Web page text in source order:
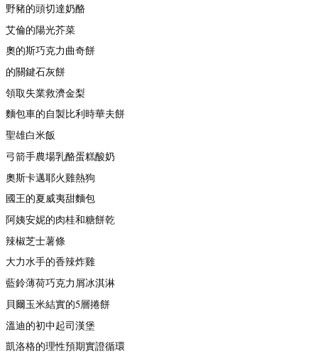
野豬的頭切達奶酪
艾倫的陽光芥菜
奧的斯巧克力曲奇餅
的關鍵石灰餅
領取失業救濟金梨
麵包車的自製比利時華夫餅
聖雄白米飯
弓箭手農場乳酪蛋糕酸奶
奧斯卡邁耶火雞熱狗
國王的夏威夷甜麵包
阿姨安妮的肉桂和糖餅乾
辣椒芝士薯條
大力水手的香辣炸雞
藍鈴薄荷巧克力屑冰淇淋
貝爾玉米結實的5層捲餅
溫迪的初中起司漢堡
凱洛格的理性預期實證循環